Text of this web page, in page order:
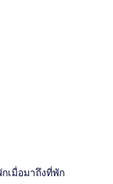
เมื่อมาถึงที่พัก